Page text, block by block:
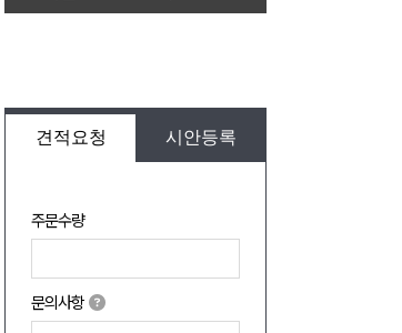
견적요청 시안등록
주문수량
문의사항